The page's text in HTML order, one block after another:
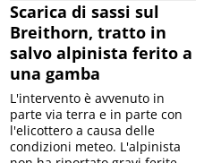
Scarica di sassi sul
Breithorn, tratto in
salvo alpinista ferito a
una gamba
L'intervento è avvenuto in
parte via terra e in parte con
l'elicottero a causa delle
condizioni meteo. L'alpinista